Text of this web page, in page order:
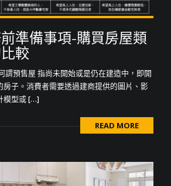
準備事項-購買房屋類
較
謂預售屋 指尚未開始或是仍在建造中，即開
房子。消費者需要透過建商提供的圖片、影
模型或 […]
READ MORE